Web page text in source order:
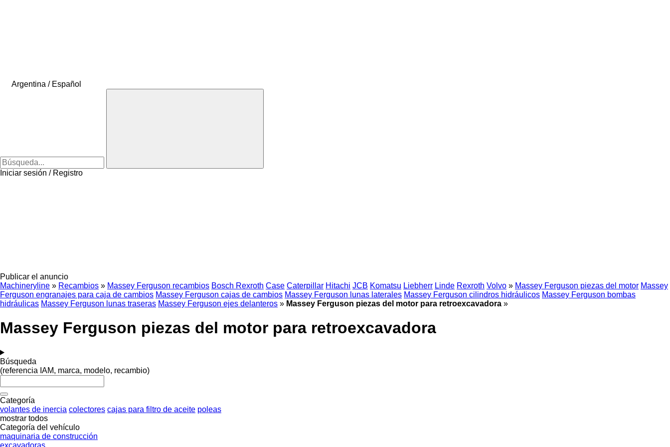
Argentina / Español
Iniciar sesión / Registro
Publicar el anuncio
Machineryline » Recambios » Massey Ferguson recambios Bosch Rexroth Case Caterpillar Hitachi JCB Komatsu Liebherr Linde Rexroth Volvo » Massey Ferguson piezas del motor Massey
Ferguson engranajes para caja de cambios Massey Ferguson cajas de cambios Massey Ferguson lunas laterales Massey Ferguson cilindros hidráulicos Massey Ferguson bombas
hidráulicas Massey Ferguson lunas traseras Massey Ferguson ejes delanteros » Massey Ferguson piezas del motor para retroexcavadora »
Massey Ferguson piezas del motor para retroexcavadora
Búsqueda
(referencia IAM, marca, modelo, recambio)
Categoría
volantes de inercia colectores cajas para filtro de aceite poleas
mostrar todos
Categoría del vehículo
maquinaria de construcción
excavadoras